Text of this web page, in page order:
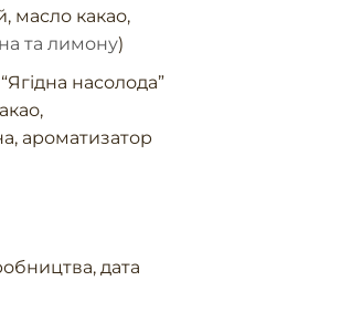
масло какао,
та лимону)
насолода”
ароматизатор
дата